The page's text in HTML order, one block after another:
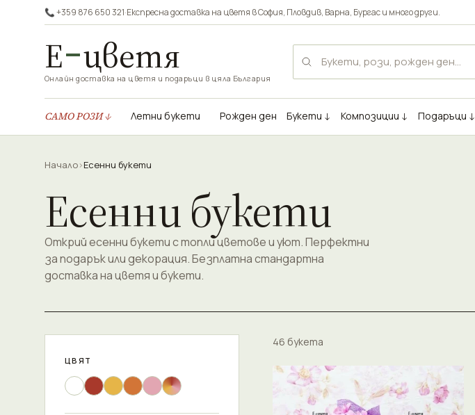
📞 +359 876 650 321·Експресна доставка на цветя вСофия, Пловдив, Варна, Бургаси много други.
Е цветя
Онлайн доставка на цветя и подаръци в цяла България
САМО РОЗИ ↓ Летни букети Рожден ден Букети ↓ Композиции ↓ Подаръци ↓
Начало›Есенни букети
Есенни букети
Открий есенни букети с топли цветове и уют. Перфектни
за подарък или декорация. Безплатна стандартна
доставка на цветя и букети.
ЦВЯТ
46 букета